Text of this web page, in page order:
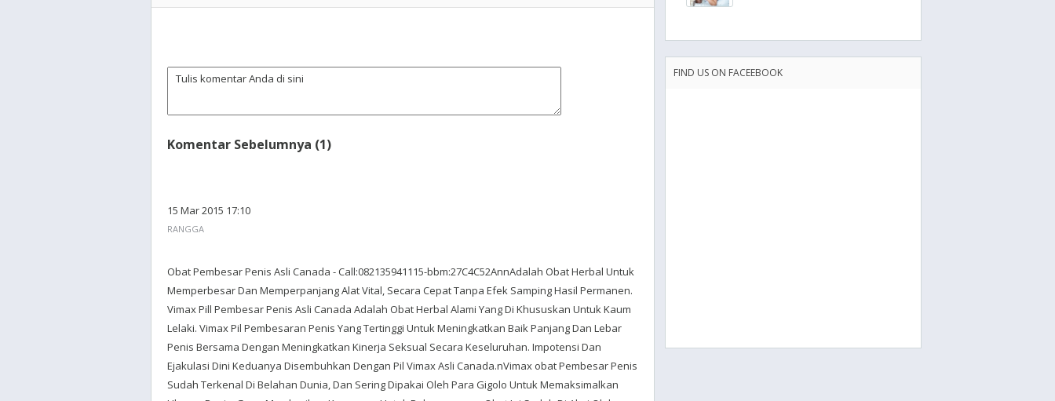
Komentar Sebelumnya (1)
15 Mar 2015 17:10
RANGGA
Obat Pembesar Penis Asli Canada - Call:082135941115-bbm:27C4C52AnnAdalah Obat Herbal Untuk
Memperbesar Dan Memperpanjang Alat Vital, Secara Cepat Tanpa Efek Samping Hasil Permanen.
Vimax Pill Pembesar Penis Asli Canada Adalah Obat Herbal Alami Yang Di Khususkan Untuk Kaum
Lelaki. Vimax Pil Pembesaran Penis Yang Tertinggi Untuk Meningkatkan Baik Panjang Dan Lebar
Penis Bersama Dengan Meningkatkan Kinerja Seksual Secara Keseluruhan. Impotensi Dan
Ejakulasi Dini Keduanya Disembuhkan Dengan Pil Vimax Asli Canada.nVimax obat Pembesar Penis
Sudah Terkenal Di Belahan Dunia, Dan Sering Dipakai Oleh Para Gigolo Untuk Memaksimalkan
FIND US ON FACEEBOOK